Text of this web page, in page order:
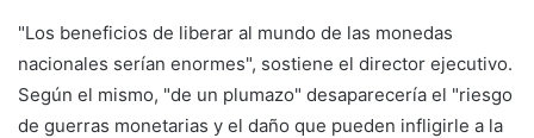
"Los beneficios de liberar al mundo de las monedas
nacionales serían enormes", sostiene el director ejecutivo.
Según el mismo, "de un plumazo" desaparecería el "riesgo
de guerras monetarias y el daño que pueden infligirle a la